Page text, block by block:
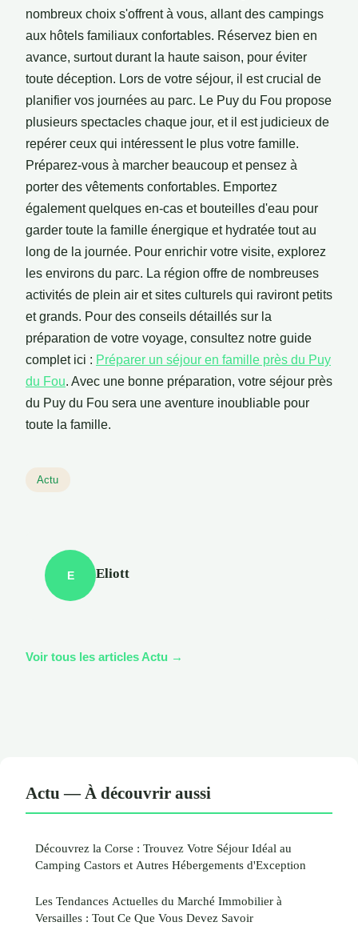
nombreux choix s'offrent à vous, allant des campings
aux hôtels familiaux confortables. Réservez bien en
avance, surtout durant la haute saison, pour éviter
toute déception. Lors de votre séjour, il est crucial de
planifier vos journées au parc. Le Puy du Fou propose
plusieurs spectacles chaque jour, et il est judicieux de
repérer ceux qui intéressent le plus votre famille.
Préparez-vous à marcher beaucoup et pensez à
porter des vêtements confortables. Emportez
également quelques en-cas et bouteilles d'eau pour
garder toute la famille énergique et hydratée tout au
long de la journée. Pour enrichir votre visite, explorez
les environs du parc. La région offre de nombreuses
activités de plein air et sites culturels qui raviront petits
et grands. Pour des conseils détaillés sur la
préparation de votre voyage, consultez notre guide
complet ici : Préparer un séjour en famille près du Puy
du Fou. Avec une bonne préparation, votre séjour près
du Puy du Fou sera une aventure inoubliable pour
toute la famille.
Actu
E Eliott
Voir tous les articles Actu →
Actu — À découvrir aussi
Découvrez la Corse : Trouvez Votre Séjour Idéal au
Camping Castors et Autres Hébergements d'Exception
Les Tendances Actuelles du Marché Immobilier à
Versailles : Tout Ce Que Vous Devez Savoir